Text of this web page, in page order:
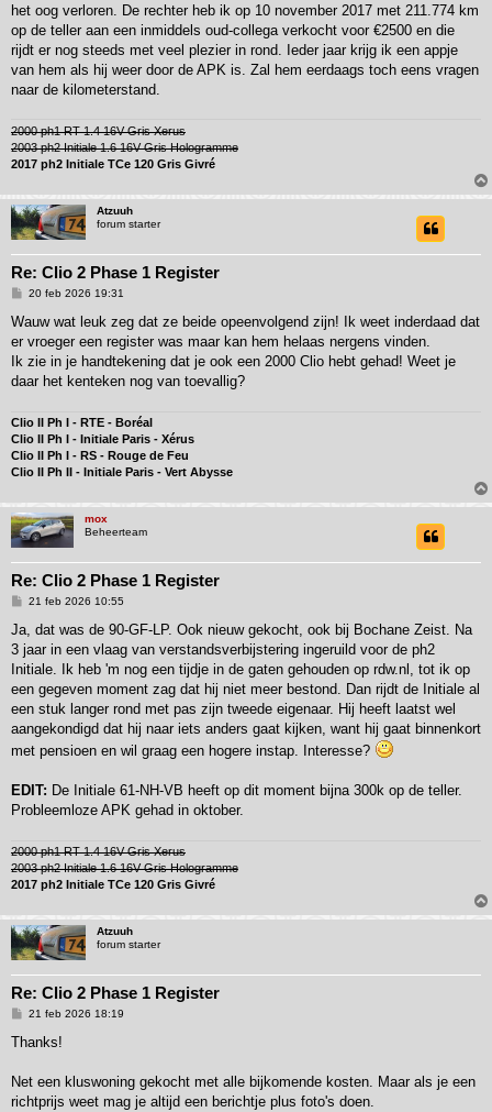
het oog verloren. De rechter heb ik op 10 november 2017 met 211.774 km
op de teller aan een inmiddels oud-collega verkocht voor €2500 en die
rijdt er nog steeds met veel plezier in rond. Ieder jaar krijg ik een appje
van hem als hij weer door de APK is. Zal hem eerdaags toch eens vragen
naar de kilometerstand.
2000 ph1 RT 1.4 16V Gris Xerus
2003 ph2 Initiale 1.6 16V Gris Hologramme
2017 ph2 Initiale TCe 120 Gris Givré
Atzuuh
forum starter
Re: Clio 2 Phase 1 Register
B
r
c
h
20 feb 2026 19:31
Wauw wat leuk zeg dat ze beide opeenvolgend zijn! Ik weet inderdaad dat
er vroeger een register was maar kan hem helaas nergens vinden.
Ik zie in je handtekening dat je ook een 2000 Clio hebt gehad! Weet je
daar het kenteken nog van toevallig?
Clio II Ph I - RTE - Boréal
Clio II Ph I - Initiale Paris - Xérus
Clio II Ph I - RS - Rouge de Feu
Clio II Ph II - Initiale Paris - Vert Abysse
mox
Beheerteam
Re: Clio 2 Phase 1 Register
B
r
c
h
21 feb 2026 10:55
Ja, dat was de 90-GF-LP. Ook nieuw gekocht, ook bij Bochane Zeist. Na
3 jaar in een vlaag van verstandsverbijstering ingeruild voor de ph2
Initiale. Ik heb 'm nog een tijdje in de gaten gehouden op rdw.nl, tot ik op
een gegeven moment zag dat hij niet meer bestond. Dan rijdt de Initiale al
een stuk langer rond met pas zijn tweede eigenaar. Hij heeft laatst wel
aangekondigd dat hij naar iets anders gaat kijken, want hij gaat binnenkort
met pensioen en wil graag een hogere instap. Interesse?
EDIT: De Initiale 61-NH-VB heeft op dit moment bijna 300k op de teller.
Probleemloze APK gehad in oktober.
2000 ph1 RT 1.4 16V Gris Xerus
2003 ph2 Initiale 1.6 16V Gris Hologramme
2017 ph2 Initiale TCe 120 Gris Givré
Atzuuh
forum starter
Re: Clio 2 Phase 1 Register
B
r
h
21 feb 2026 18:19
Thanks!
Net een kluswoning gekocht met alle bijkomende kosten. Maar als je een
richtprijs weet mag je altijd een berichtje plus foto's doen.